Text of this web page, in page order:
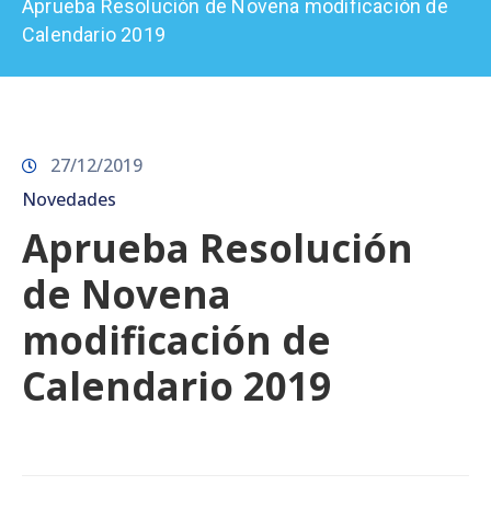
Prensa
Aprueba Resolución de Novena modificación de
Calendario 2019
27/12/2019
Novedades
Aprueba Resolución
de Novena
modificación de
Calendario 2019